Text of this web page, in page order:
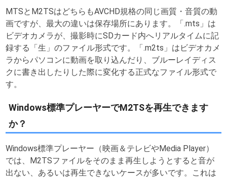
MTSとM2TSはどちらもAVCHD規格の同じ画質・音質の動
画ですが、最大の違いは保存場所にあります。「.mts」は
ビデオカメラが、撮影時にSDカード内へリアルタイムに記
録する「生」のファイル形式です。「.m2ts」はビデオカメ
ラからパソコンに動画を取り込んだり、ブルーレイディス
クに書き出したりした際に変化する正式なファイル形式で
す。
Windows標準プレーヤーでM2TSを再生できます
か？
Windows標準プレーヤー（映画＆テレビやMedia Player）
では、M2TSファイルをそのまま再生しようとすると音が
出ない、あるいは再生できないケースが多いです。これは